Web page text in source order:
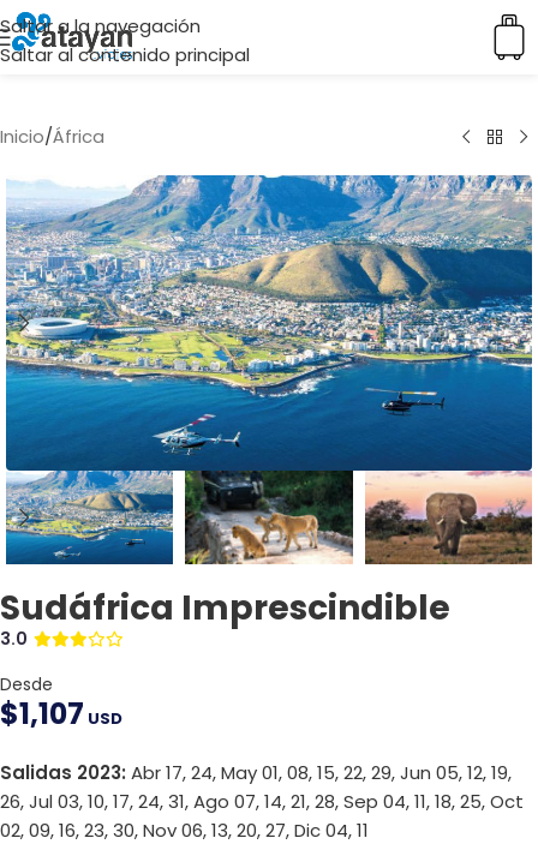
Saltar a la navegación
Saltar al contenido principal
Inicio/África
Sudáfrica Imprescindible
3.0
Desde
$1,107 USD
Salidas 2023: Abr 17, 24, May 01, 08, 15, 22, 29, Jun 05, 12, 19,
26, Jul 03, 10, 17, 24, 31, Ago 07, 14, 21, 28, Sep 04, 11, 18, 25, Oct
02, 09, 16, 23, 30, Nov 06, 13, 20, 27, Dic 04, 11